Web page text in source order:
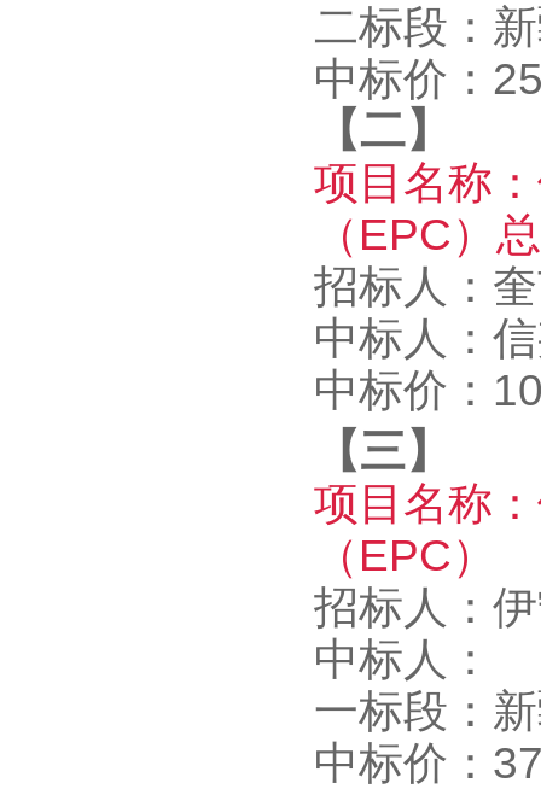
二标段：
中标价：
【二】
项目名称
（EPC）
招标人：
中标人：
中标价：
【三】
项目名称：
（EPC）
招标人：
中标人：
一标段：
中标价：